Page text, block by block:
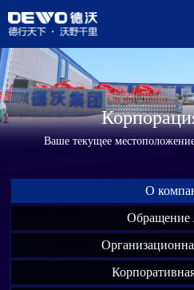
Ваше текущее местоположение
О
Обращение